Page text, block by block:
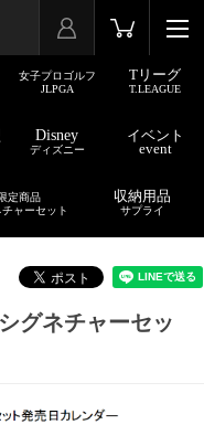
女子プロゴルフ
JLPGA
Tリーグ
T.LEAGUE
Disney
ディズニー
イベント
event
定商品
チャーセット
収納用品
サプライ
グネチャーセッ